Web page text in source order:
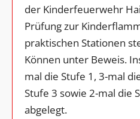
der Kinderfeuerwehr
Prüfung zur
praktischen Stationen
Können unter Beweis.
mal die Stufe 1, 3-mal
Stufe 3 sowie 2-mal die
abgelegt.